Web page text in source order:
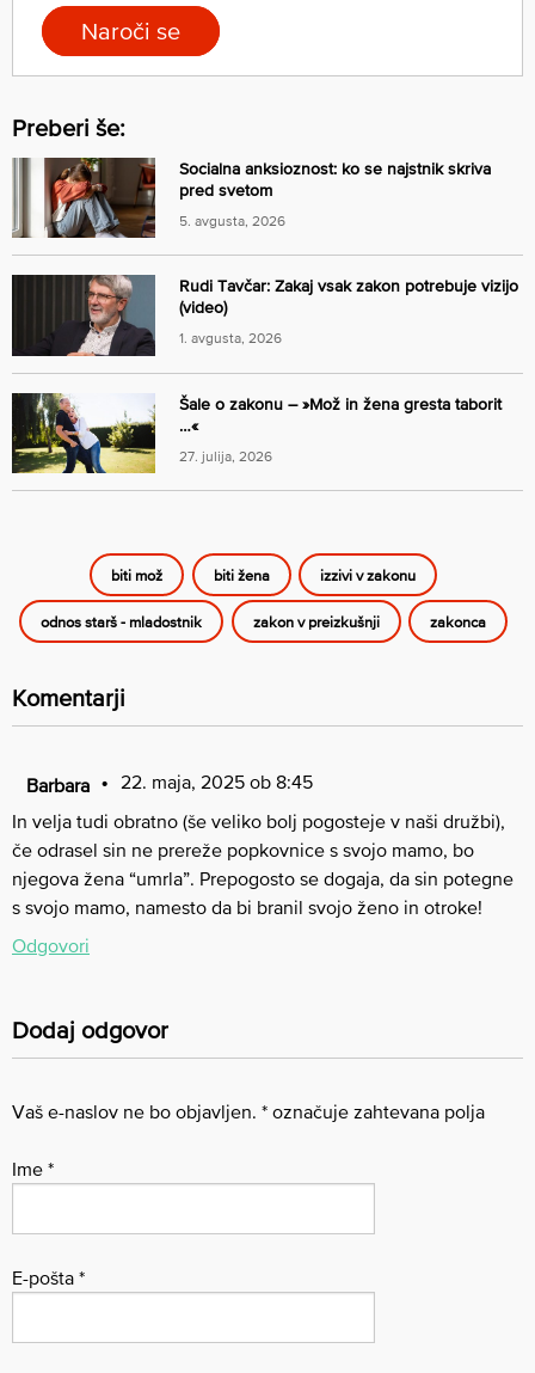
Naroči se
Preberi še:
Socialna anksioznost: ko se najstnik skriva
pred svetom
5. avgusta, 2026
Rudi Tavčar: Zakaj vsak zakon potrebuje vizijo
(video)
1. avgusta, 2026
Šale o zakonu – »Mož in žena gresta taborit
…«
27. julija, 2026
biti mož biti žena izzivi v zakonu
odnos starš - mladostnik zakon v preizkušnji zakonca
Komentarji
Barbara
22. maja, 2025 ob 8:45
In velja tudi obratno (še veliko bolj pogosteje v naši družbi),
če odrasel sin ne prereže popkovnice s svojo mamo, bo
njegova žena “umrla”. Prepogosto se dogaja, da sin potegne
s svojo mamo, namesto da bi branil svojo ženo in otroke!
Odgovori
Dodaj odgovor
Vaš e-naslov ne bo objavljen. * označuje zahtevana polja
Ime *
E-pošta *